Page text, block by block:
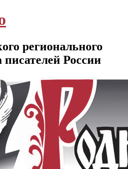
регионального
России